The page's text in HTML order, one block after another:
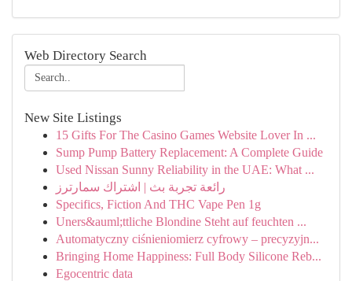
Web Directory Search
New Site Listings
15 Gifts For The Casino Games Website Lover In ...
Sump Pump Battery Replacement: A Complete Guide
Used Nissan Sunny Reliability in the UAE: What ...
رائعة تجربة بث | اشتراك سمارترز
Specifics, Fiction And THC Vape Pen 1g
Uners&auml;ttliche Blondine Steht auf feuchten ...
Automatyczny ciśnieniomierz cyfrowy – precyzyjn...
Bringing Home Happiness: Full Body Silicone Reb...
Egocentric data